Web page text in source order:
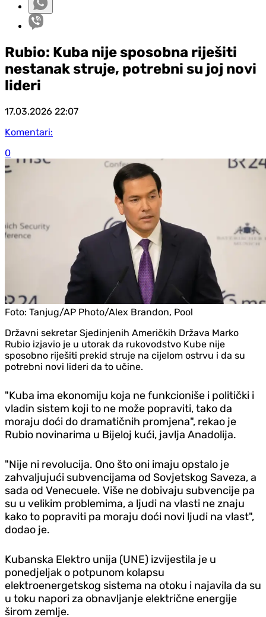
Rubio: Kuba nije sposobna riješiti
nestanak struje, potrebni su joj novi
lideri
17.03.2026 22:07
Komentari:
0
Foto: Tanjug/AP Photo/Alex Brandon, Pool
Državni sekretar Sjedinjenih Američkih Država Marko
Rubio izjavio je u utorak da rukovodstvo Kube nije
sposobno riješiti prekid struje na cijelom ostrvu i da su
potrebni novi lideri da to učine.
"Kuba ima ekonomiju koja ne funkcioniše i politički i
vladin sistem koji to ne može popraviti, tako da
moraju doći do dramatičnih promjena", rekao je
Rubio novinarima u Bijeloj kući, javlja Anadolija.
"Nije ni revolucija. Ono što oni imaju opstalo je
zahvaljujući subvencijama od Sovjetskog Saveza, a
sada od Venecuele. Više ne dobivaju subvencije pa
su u velikim problemima, a ljudi na vlasti ne znaju
kako to popraviti pa moraju doći novi ljudi na vlast",
dodao je.
Kubanska Elektro unija (UNE) izvijestila je u
poned‌jeljak o potpunom kolapsu
elektroenergetskog sistema na otoku i najavila da su
u toku napori za obnavljanje električne energije
širom zemlje.